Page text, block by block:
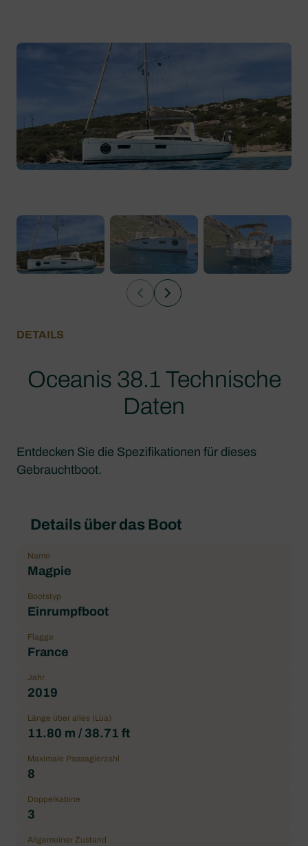
DETAILS
Oceanis 38.1 Technische
Daten
Entdecken Sie die Spezifikationen für dieses
Gebrauchtboot.
Details über das Boot
Name
Magpie
Bootstyp
Einrumpfboot
Flagge
France
Jahr
2019
Länge über alles (Lüa)
11.80 m / 38.71 ft
Maximale Passagierzahl
8
Doppelkabine
3
Allgemeiner Zustand